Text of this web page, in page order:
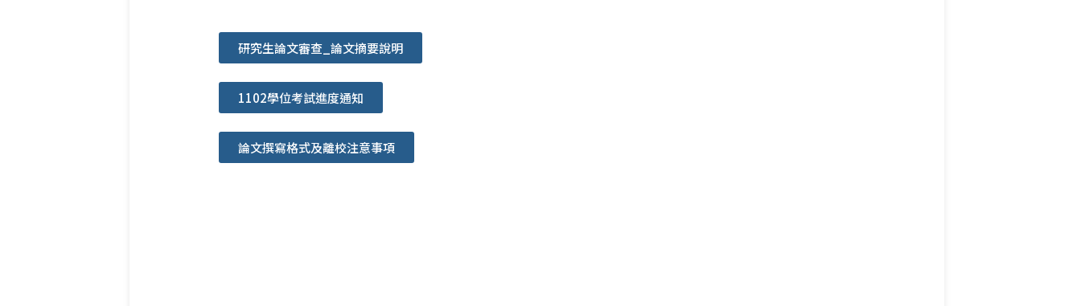
研究生論文審查_論文摘要說明
1102學位考試進度通知
論文撰寫格式及離校注意事項